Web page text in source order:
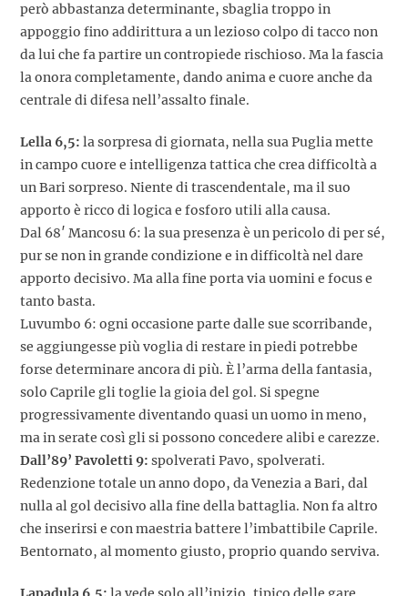
però abbastanza determinante, sbaglia troppo in
appoggio fino addirittura a un lezioso colpo di tacco non
da lui che fa partire un contropiede rischioso. Ma la fascia
la onora completamente, dando anima e cuore anche da
centrale di difesa nell’assalto finale.
Lella 6,5: la sorpresa di giornata, nella sua Puglia mette
in campo cuore e intelligenza tattica che crea difficoltà a
un Bari sorpreso. Niente di trascendentale, ma il suo
apporto è ricco di logica e fosforo utili alla causa.
Dal 68′ Mancosu 6: la sua presenza è un pericolo di per sé,
pur se non in grande condizione e in difficoltà nel dare
apporto decisivo. Ma alla fine porta via uomini e focus e
tanto basta.
Luvumbo 6: ogni occasione parte dalle sue scorribande,
se aggiungesse più voglia di restare in piedi potrebbe
forse determinare ancora di più. È l’arma della fantasia,
solo Caprile gli toglie la gioia del gol. Si spegne
progressivamente diventando quasi un uomo in meno,
ma in serate così gli si possono concedere alibi e carezze.
Dall’89’ Pavoletti 9: spolverati Pavo, spolverati.
Redenzione totale un anno dopo, da Venezia a Bari, dal
nulla al gol decisivo alla fine della battaglia. Non fa altro
che inserirsi e con maestria battere l’imbattibile Caprile.
Bentornato, al momento giusto, proprio quando serviva.